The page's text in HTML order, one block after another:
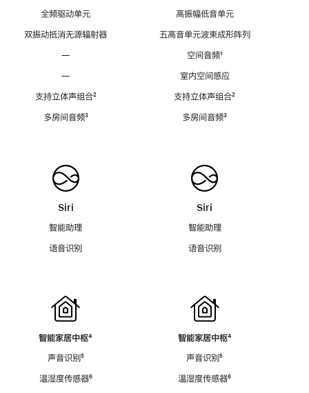
全频驱动单元
双振动抵消无源辐射器
—
—
支持立体声组合脚
²
多房间音频脚
³
Siri
智能助理
语音识别
智能家居中枢脚
⁴
声音识别脚
⁵
温湿度传感器脚
⁶
高振幅低音单元
五高音单元波束成形阵列
空间音频脚
¹
室内空间感应
支持立体声组合脚
²
多房间音频脚
³
Siri
智能助理
语音识别
智能家居中枢脚
⁴
声音识别脚
⁵
温湿度传感器脚
⁶